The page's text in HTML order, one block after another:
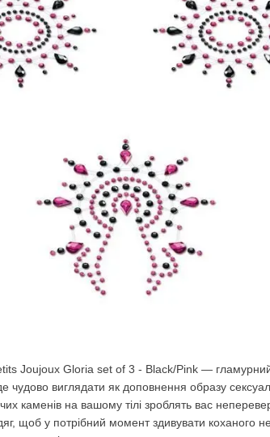
Joujoux Gloria set of 3 - Black/Pink —
чудово виглядати як доповнення образу
каменів на вашому тілі зроблять вас
щоб у потрібний момент здивувати коханого